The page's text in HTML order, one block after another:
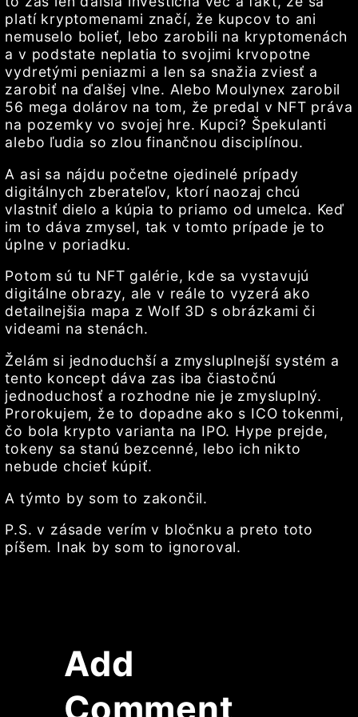
platí kryptomenami značí, že kupcov to ani
nemuselo bolieť, lebo zarobili na kryptomenách
a v podstate neplatia to svojimi krvopotne
vydretými peniazmi a len sa snažia zviesť a
zarobiť na ďalšej vlne. Alebo Moulynex zarobil
56 mega dolárov na tom, že predal v NFT práva
na pozemky vo svojej hre. Kupci? Špekulanti
alebo ľudia so zlou finančnou disciplínou.
A asi sa nájdu početne ojedinelé prípady
digitálnych zberateľov, ktorí naozaj chcú
vlastniť dielo a kúpia to priamo od umelca. Keď
im to dáva zmysel, tak v tomto prípade je to
úplne v poriadku.
Potom sú tu NFT galérie, kde sa vystavujú
digitálne obrazy, ale v reále to vyzerá ako
detailnejšia mapa z Wolf 3D s obrázkami či
videami na stenách.
Želám si jednoduchší a zmysluplnejší systém a
tento koncept dáva zas iba čiastočnú
jednoduchosť a rozhodne nie je zmysluplný.
Prorokujem, že to dopadne ako s ICO tokenmi,
čo bola krypto varianta na IPO. Hype prejde,
tokeny sa stanú bezcenné, lebo ich nikto
nebude chcieť kúpiť.
A týmto by som to zakončil.
P.S. v zásade verím v bločnku a preto toto
píšem. Inak by som to ignoroval.
Add
Comment